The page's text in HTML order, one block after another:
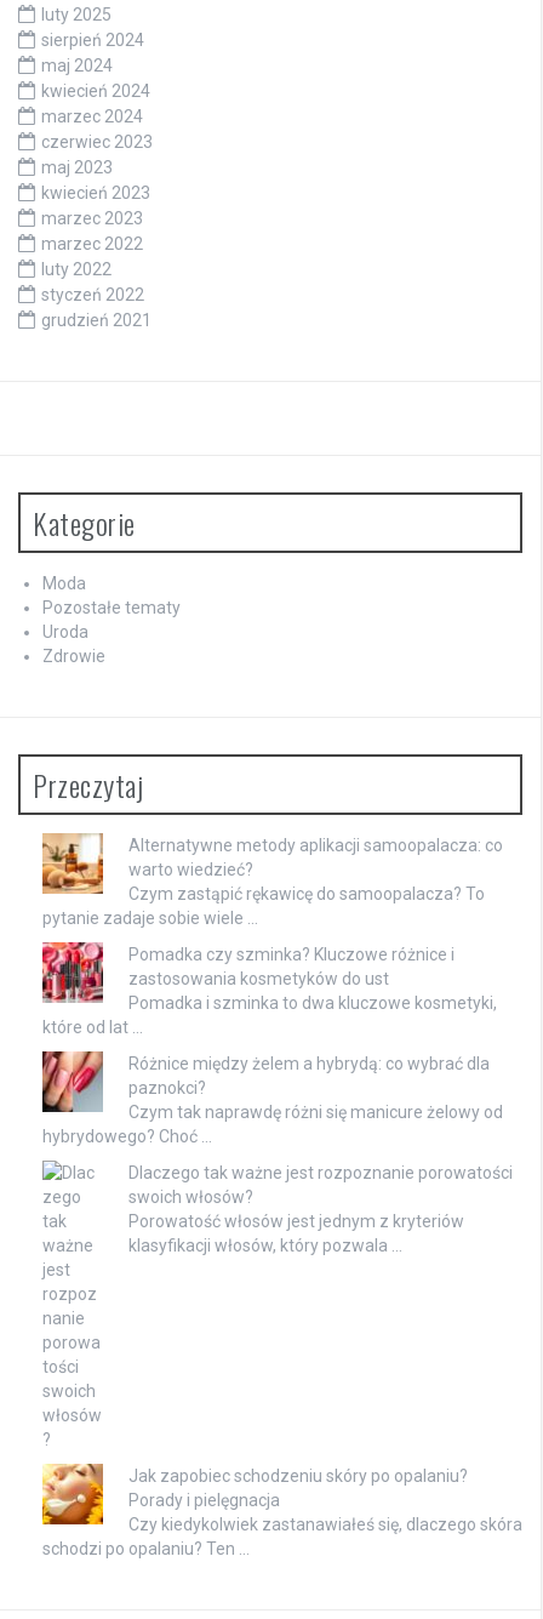
luty 2025
sierpień 2024
maj 2024
kwiecień 2024
marzec 2024
czerwiec 2023
maj 2023
kwiecień 2023
marzec 2023
marzec 2022
luty 2022
styczeń 2022
grudzień 2021
Kategorie
Moda
Pozostałe tematy
Uroda
Zdrowie
Przeczytaj
Alternatywne metody aplikacji samoopalacza: co
warto wiedzieć?
Czym zastąpić rękawicę do samoopalacza? To
pytanie zadaje sobie wiele …
Pomadka czy szminka? Kluczowe różnice i
zastosowania kosmetyków do ust
Pomadka i szminka to dwa kluczowe kosmetyki,
które od lat …
Różnice między żelem a hybrydą: co wybrać dla
paznokci?
Czym tak naprawdę różni się manicure żelowy od
hybrydowego? Choć …
Dlaczego tak ważne jest rozpoznanie porowatości
swoich włosów?
Porowatość włosów jest jednym z kryteriów
klasyfikacji włosów, który pozwala …
Jak zapobiec schodzeniu skóry po opalaniu?
Porady i pielęgnacja
Czy kiedykolwiek zastanawiałeś się, dlaczego skóra
schodzi po opalaniu? Ten …